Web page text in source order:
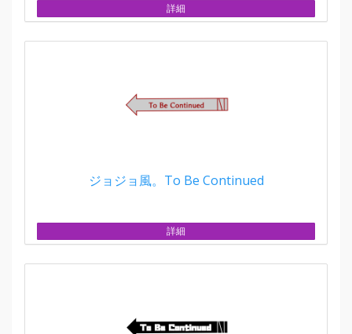
詳細
ジョジョ風。To Be Continued
詳細